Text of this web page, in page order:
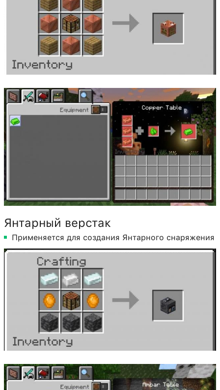
Янтарный верстак
Применяется для создания Янтарного снаряжения